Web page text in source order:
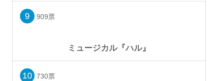
9 909票
ミュージカル『ハル』
10 730票